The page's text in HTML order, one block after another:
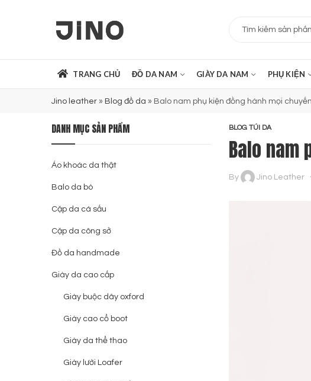
TRANG CHỦ ĐỒ DA NAM GIÀY DA NAM PHỤ KIỆN
Jino leather » Blog đồ da » Balo nam phụ kiện đồng hành mọi
BLOG TÚI DA
Balo nam
By Jino Leather
DANH MỤC SẢN PHẨM
Áo khoác da thật
Balo da bò
Cặp da cá sấu
Cặp da công sở
Đồ da handmade
Giày da cao cấp
Giày buộc dây oxford
Giày cao cổ boot
Giày da thể thao
Giày lười Loafer